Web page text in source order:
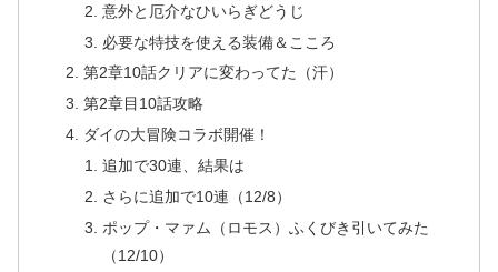
意外と厄介なひいらぎどうじ
必要な特技を使える装備＆こころ
第2章10話クリアに変わってた（汗）
第2章目10話攻略
ダイの大冒険コラボ開催！
追加で30連、結果は
さらに追加で10連（12/8）
ポップ・マァム（ロモス）ふくびき引いてみた
（12/10）